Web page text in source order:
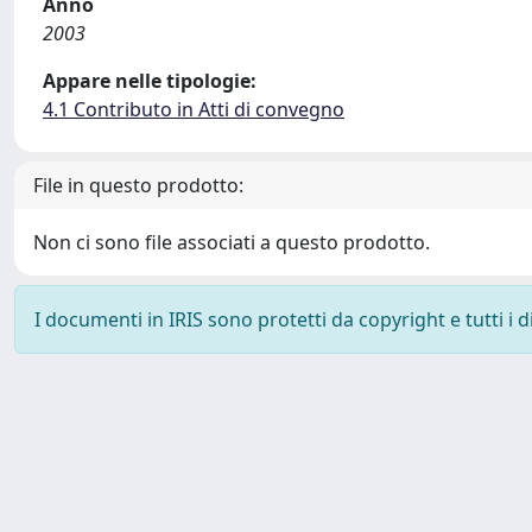
2003
Appare nelle tipologie:
4.1 Contributo in Atti di convegno
File in questo prodotto:
Non ci sono file associati a questo prodotto.
I documenti in IRIS sono protetti da copyright e tutti i